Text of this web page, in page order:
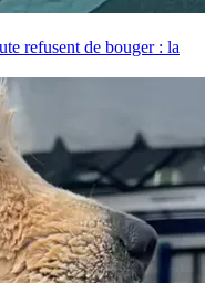
refusent de bouger : la